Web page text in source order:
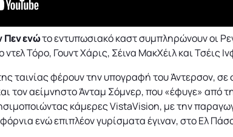
Πεν ενώτο εντυπωσιακό καστ συμπληρώνουν οι
Τόρο, Γουντ Χάρις, Σέινα ΜακΧέιλ και Τσέις
ταινίας φέρουν την υπογραφή του Άντερσον, σε
τον αείμνηστο Άνταμ Σόμνερ, που «έφυγε» από
κάμερες VistaVision, με την
ενώ επιπλέον γυρίσματα έγιναν, στο Ελ